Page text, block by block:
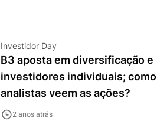
Investidor Day
B3 aposta em diversificação e
investidores individuais; como
analistas veem as ações?
2 anos atrás